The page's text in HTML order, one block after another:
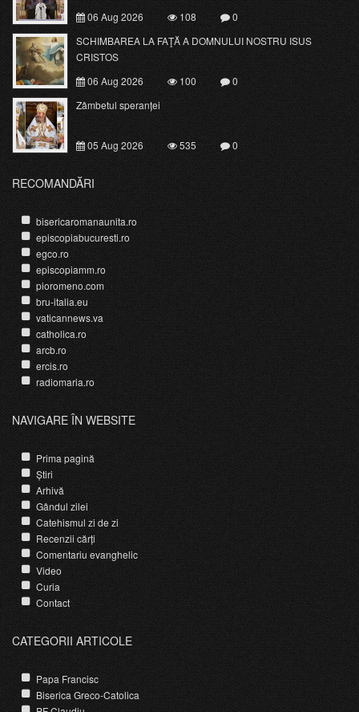
06 Aug 2026
108
0
SCHIMBAREA LA FAŢĂ A DOMNULUI NOSTRU ISUS
CRISTOS
06 Aug 2026
100
0
Zâmbetul speranței
05 Aug 2026 535 0
RECOMANDĂRI
bisericaromanaunita.ro
episcopiabucuresti.ro
egco.ro
episcopiamm.ro
pioromeno.com
bru-italia.eu
vaticannews.va
catholica.ro
arcb.ro
ercis.ro
radiomaria.ro
NAVIGARE ÎN WEBSITE
Prima pagină
Știri
Arhivă
Gândul zilei
Catehismul zi de zi
Recenzii cărți
Comentariu evanghelic
Video
Curia
Contact
CATEGORII ARTICOLE
Papa Francisc
Biserica Greco-Catolica